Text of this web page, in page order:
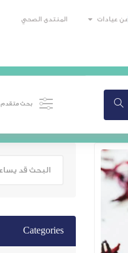
عن عيادات
المنتدى الصحي
بحث متقدم
Categories